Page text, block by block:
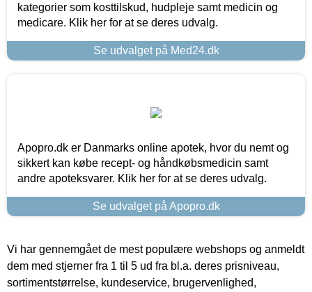
kategorier som kosttilskud, hudpleje samt medicin og
medicare. Klik her for at se deres udvalg.
Se udvalget på Med24.dk
Apopro.dk er Danmarks online apotek, hvor du nemt og
sikkert kan købe recept- og håndkøbsmedicin samt
andre apoteksvarer. Klik her for at se deres udvalg.
Se udvalget på Apopro.dk
Vi har gennemgået de mest populære webshops og anmeldt
dem med stjerner fra 1 til 5 ud fra bl.a. deres prisniveau,
sortimentstørrelse, kundeservice, brugervenlighed,